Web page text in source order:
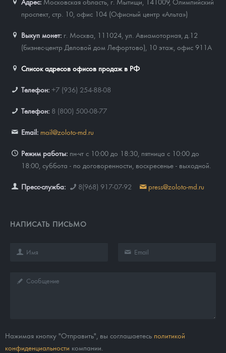
проспект, стр. 10, офис 104 (Офисный центр «Альта»)
Выкуп монет: г. Москва, 111024, ул. Авиамоторная, д.12
(бизнес-центр Деловой дом Лефортово), 10 этаж, офис 911А
Список адресов офисов продаж в РФ
Телефон: +7 (936) 254-88-08
Телефон: 8 (800) 500-08-77
Email: mail@zoloto-md.ru
Режим работы: пн-чт с 10:00 до 18:30, пятница с 10:00 до
18:00, суббота - по договоренности, воскресенье - выходной.
Пресс-служба: 8(968) 917-07-92 press@zoloto-md.ru
НАПИСАТЬ ПИСЬМО
Нажимая кнопку "Отправить", вы соглашаетесь политикой
конфиденциальности компании.